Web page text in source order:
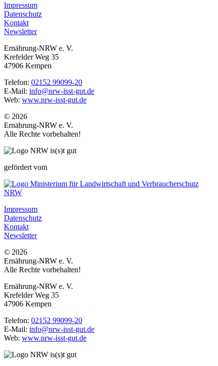
Impressum
Datenschutz
Kontakt
Newsletter
Ernährung-NRW e. V.
Krefelder Weg 35
47906 Kempen
Telefon: 02152 99099-20
E-Mail: info@nrw-isst-gut.de
Web: www.nrw-isst-gut.de
© 2026
Ernährung-NRW e. V.
Alle Rechte vorbehalten!
gefördert vom
Impressum
Datenschutz
Kontakt
Newsletter
© 2026
Ernährung-NRW e. V.
Alle Rechte vorbehalten!
Ernährung-NRW e. V.
Krefelder Weg 35
47906 Kempen
Telefon: 02152 99099-20
E-Mail: info@nrw-isst-gut.de
Web: www.nrw-isst-gut.de